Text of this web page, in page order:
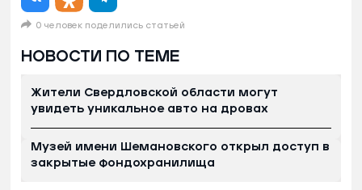
0 человек поделились статьей
НОВОСТИ ПО ТЕМЕ
Жители Свердловской области могут
увидеть уникальное авто на дровах
Музей имени Шемановского открыл доступ в
закрытые фондохранилища